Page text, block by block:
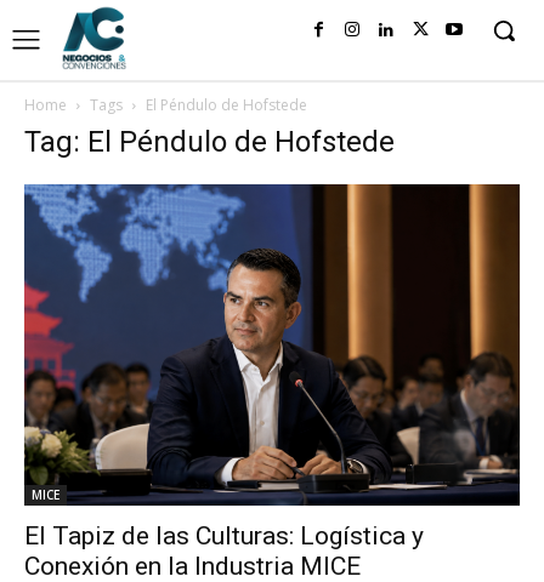
Home Tags El Péndulo de Hofstede
Tag: El Péndulo de Hofstede
MICE
El Tapiz de las Culturas: Logística y
Conexión en la Industria MICE